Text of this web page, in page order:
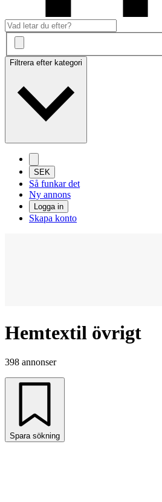
Filtrera efter kategori
SEK
Så funkar det
Ny annons
Logga in
Skapa konto
Hemtextil övrigt
398 annonser
Spara sökning